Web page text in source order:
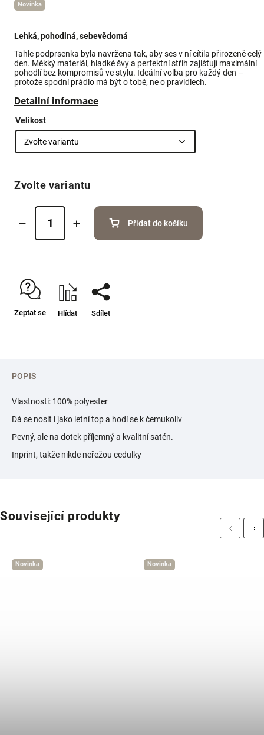
Novinka
Lehká, pohodlná, sebevědomá
Tahle podprsenka byla navržena tak, aby ses v ní cítila přirozeně celý
den. Měkký materiál, hladké švy a perfektní střih zajišťují maximální
pohodlí bez kompromisů ve stylu. Ideální volba pro každý den –
protože spodní prádlo má být o tobě, ne o pravidlech.
Detailní informace
Velikost
Zvolte variantu
Přidat do košíku
Zeptat se Hlídat Sdílet
POPIS
Vlastnosti: 100% polyester
Dá se nosit i jako letní top a hodí se k čemukoliv
Pevný, ale na dotek příjemný a kvalitní satén.
Inprint, takže nikde neřežou cedulky
Související produkty
Previous
Novinka Novinka
Next